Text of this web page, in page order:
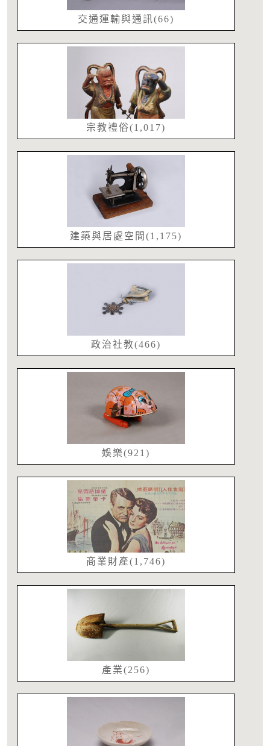
交通運輸與通訊(66)
宗教禮俗(1,017)
建築與居處空間(1,175)
政治社教(466)
娛樂(921)
商業財產(1,746)
產業(256)